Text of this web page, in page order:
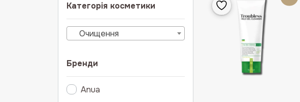
Категорія косметики
Очищення
Бренди
Anua